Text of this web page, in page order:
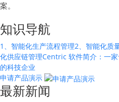
案。
知识导航
1、智能化生产流程管理2、智能化质
化供应链管理Centric 软件简介：一
的科技企业
申请产品演示
最新新闻